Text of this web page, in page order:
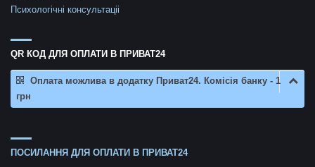
Психологічні консультаціі
QR КОД ДЛЯ ОПЛАТИ В ПРИВАТ24
Оплата можлива в додатку Приват24. Комісія банку - 1
грн
ПОСИЛАННЯ ДЛЯ ОПЛАТИ В ПРИВАТ24